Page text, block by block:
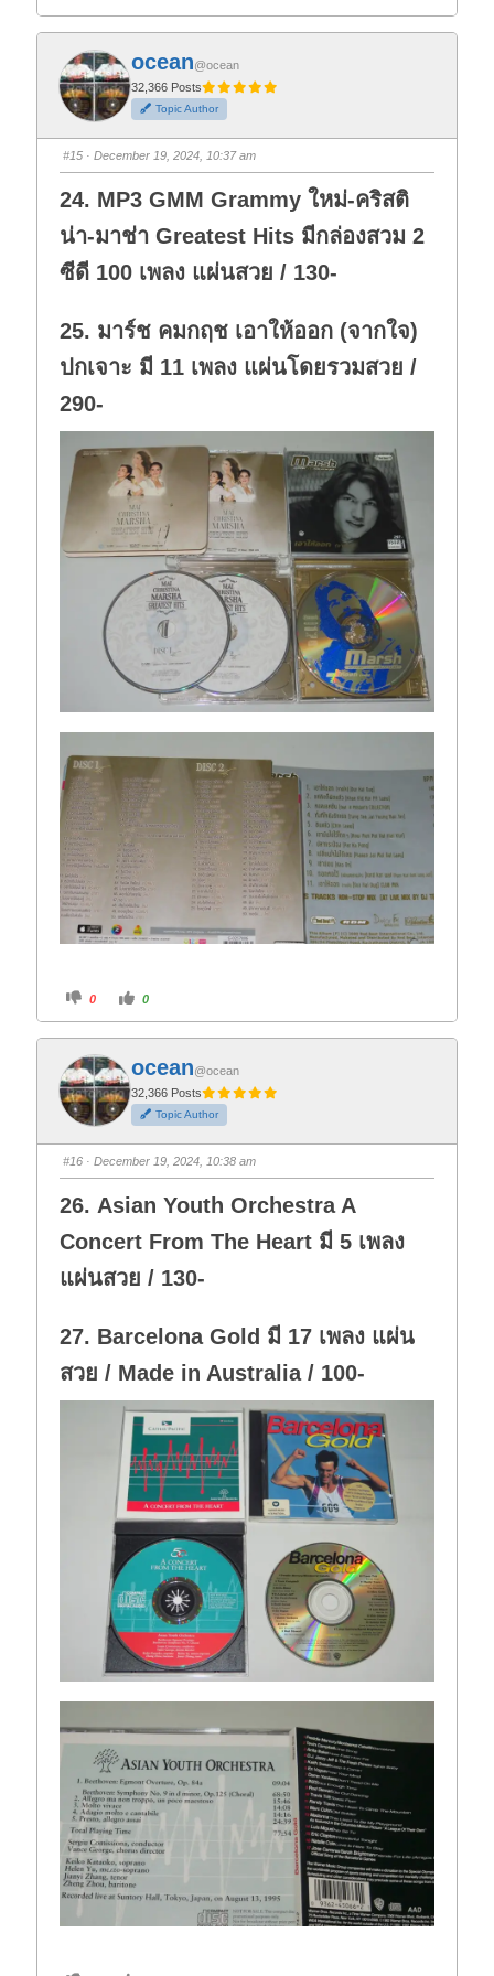
i
k
f
o
r
t
h
u
m
d
o
n
.
i
k
o
r
t
h
u
m
u
p
ocean@ocean
32,366 Posts
Topic Author
#15 · December 19, 2024, 10:37 am
24. MP3 GMM Grammy ใหม่-คริสติ
น่า-มาช่า Greatest Hits มีกล่องสวม 2
ซีดี 100 เพลง แผ่นสวย / 130-
25. มาร์ช คมกฤช เอาให้ออก (จากใจ)
ปกเจาะ มี 11 เพลง แผ่นโดยรวมสวย /
290-
C
i
k
f
o
r
t
h
u
m
d
o
n
.
0
C
i
k
o
r
t
h
u
m
u
p
0
ocean@ocean
32,366 Posts
Topic Author
#16 · December 19, 2024, 10:38 am
26. Asian Youth Orchestra A
Concert From The Heart มี 5 เพลง
แผ่นสวย / 130-
27. Barcelona Gold มี 17 เพลง แผ่น
สวย / Made in Australia / 100-